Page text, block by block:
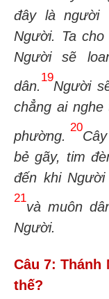
đây là người
Người. Ta
Người sẽ
dân.
19
Người
chẳng ai
phường.
20
bẻ gãy, tim
đến khi
21
và muôn
Người.
Câu 7:
thế?